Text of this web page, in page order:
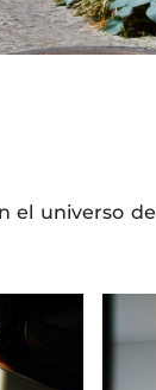
el universo